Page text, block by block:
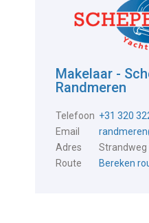
Makelaar -
Randmeren
Telefoon +31 320
Email
Adres
Strandweg
Route
Bereken